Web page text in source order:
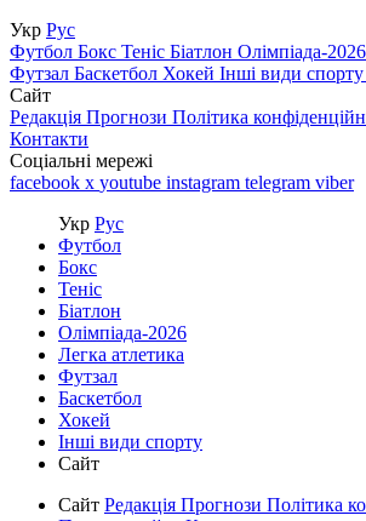
Укр Рус
Футбол Бокс Теніс Біатлон Олімпіада-2026
Футзал Баскетбол Хокей Інші види спорту
Сайт
Редакція Прогнози Політика
Контакти
Соціальні мережі
facebook x youtube instagram telegram viber
Укр Рус
Футбол
Бокс
Теніс
Біатлон
Олімпіада-2026
Легка атлетика
Футзал
Баскетбол
Хокей
Інші види спорту
Сайт
Сайт Редакція Прогнози Політика